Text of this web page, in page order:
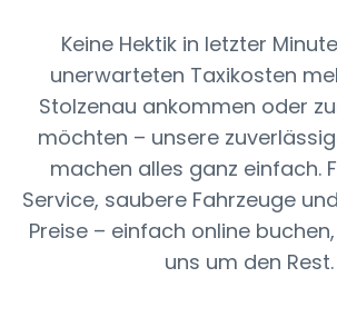
Keine Hektik in letzter
unerwarteten Taxikosten
Stolzenau ankommen oder
möchten – unsere
machen alles ganz einfach.
Service, saubere Fahrzeuge
Preise – einfach online
uns um den Rest.